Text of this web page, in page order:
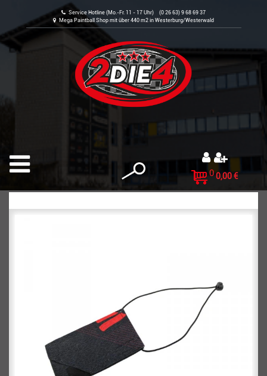
Service Hotline (Mo.-Fr. 11 - 17 Uhr) (0 26 63) 9 68 69 37
Mega Paintball Shop mit über 440 m2 in Westerburg/Westerwald
0 0,00 €